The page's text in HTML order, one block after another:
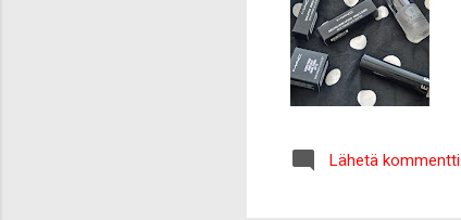
Lähetä kommentti